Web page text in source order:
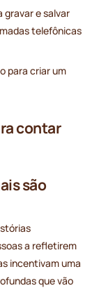
gravar e salvar
telefônicas
para criar um
contar
são
a refletirem
incentivam uma
que vão